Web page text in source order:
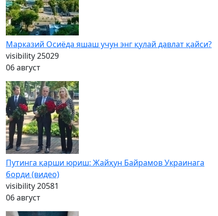
Марказий Осиёда яшаш учун энг қулай давлат қайси?
visibility25029
06 август
Путинга қарши юриш: Жайҳун Байрамов Украинага
борди (видео)
visibility20581
06 август